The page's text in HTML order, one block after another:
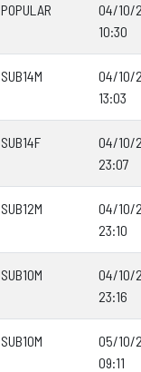
POPULAR
04/10/
10:30
SUB14M
04/10/
13:03
SUB14F
04/10/
23:07
SUB12M
04/10/
23:10
SUB10M
04/10/
23:16
SUB10M
05/10/
09:11